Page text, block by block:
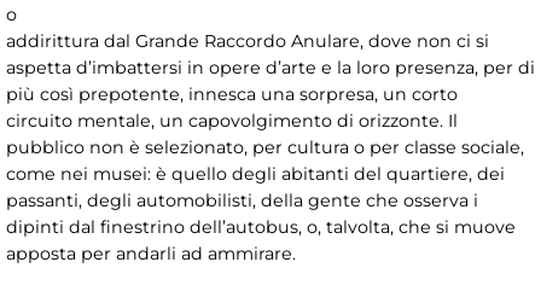
o
addirittura dal Grande Raccordo Anulare, dove non ci si
aspetta d’imbattersi in opere d’arte e la loro presenza, per di
più così prepotente, innesca una sorpresa, un corto
circuito mentale, un capovolgimento di orizzonte. Il
pubblico non è selezionato, per cultura o per classe sociale,
come nei musei: è quello degli abitanti del quartiere, dei
passanti, degli automobilisti, della gente che osserva i
dipinti dal finestrino dell’autobus, o, talvolta, che si muove
apposta per andarli ad ammirare.